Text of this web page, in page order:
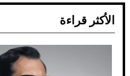
الأكثر قراءة